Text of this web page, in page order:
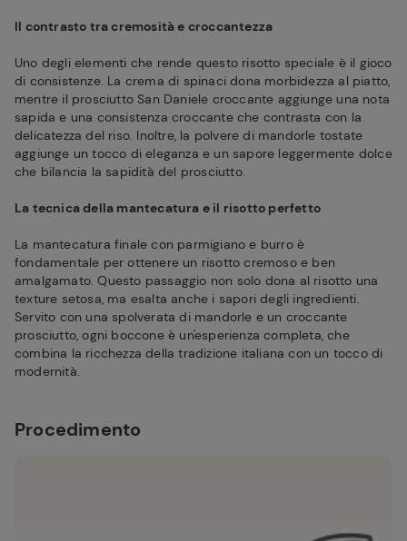
Il contrasto tra cremosità e croccantezza
Uno degli elementi che rende questo risotto speciale è il gioco
di consistenze. La crema di spinaci dona morbidezza al piatto,
mentre il prosciutto San Daniele croccante aggiunge una nota
sapida e una consistenza croccante che contrasta con la
delicatezza del riso. Inoltre, la polvere di mandorle tostate
aggiunge un tocco di eleganza e un sapore leggermente dolce
che bilancia la sapidità del prosciutto.
La tecnica della mantecatura e il risotto perfetto
La mantecatura finale con parmigiano e burro è
fondamentale per ottenere un risotto cremoso e ben
amalgamato. Questo passaggio non solo dona al risotto una
texture setosa, ma esalta anche i sapori degli ingredienti.
Servito con una spolverata di mandorle e un croccante
prosciutto, ogni boccone è un'esperienza completa, che
combina la ricchezza della tradizione italiana con un tocco di
modernità.
Procedimento